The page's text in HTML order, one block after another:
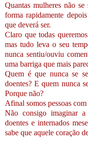
Quantas mulheres não
forma rapidamente
que deverá ser.
Claro que todas
mas tudo leva o seu
nunca sentiu/ouviu
uma barriga que mais
Quem é que nunca se
doentes? E quem nunca
Porque não?
Afinal somos pessoas
Não consigo imaginar
doentes e internados
sabe que aquele coração